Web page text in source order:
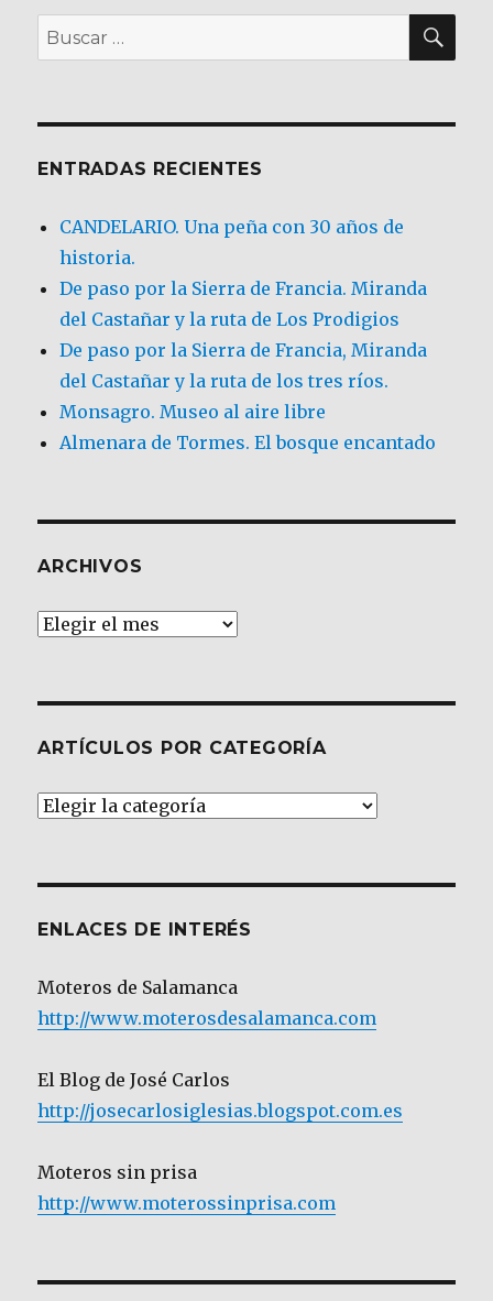
Buscar
por:
ENTRADAS RECIENTES
CANDELARIO. Una peña con 30 años de
historia.
De paso por la Sierra de Francia. Miranda
del Castañar y la ruta de Los Prodigios
De paso por la Sierra de Francia, Miranda
del Castañar y la ruta de los tres ríos.
Monsagro. Museo al aire libre
Almenara de Tormes. El bosque encantado
ARCHIVOS
Archivos
ARTÍCULOS POR CATEGORÍA
Artículos
ENLACES DE INTERÉS
Moteros de Salamanca
http://www.moterosdesalamanca.com
El Blog de José Carlos
http://josecarlosiglesias.blogspot.com.es
Moteros sin prisa
http://www.moterossinprisa.com